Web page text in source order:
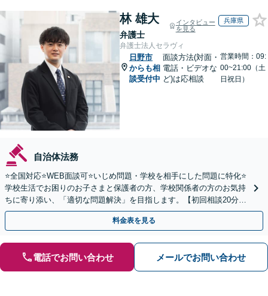
林 雄大
弁護士
インタビュー
を見る
兵庫県
弁護士法人セラヴィ
日野市
からも相
談受付中
面談方法(対面・
電話・ビデオな
ど)は応相談
営業時間：09:
00~21:00（土
日祝日）
自治体法務
⭐️全国対応⭐️WEB面談可⭐️いじめ問題・学校を相手にした問題に特化⭐️
学校生活でお困りのお子さまと保護者の方、学校関係者の方のお気持
ちに寄り添い、「適切な問題解決」を目指します。【初回相談20分無
料】
料金表を見る
電話でお問い合わせ メールでお問い合わせ